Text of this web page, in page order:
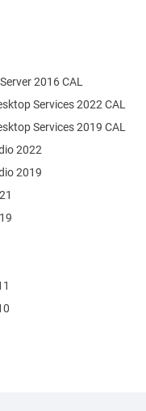
Services 2022 CAL
Services 2019 CAL
2016 CAL
2022
2019